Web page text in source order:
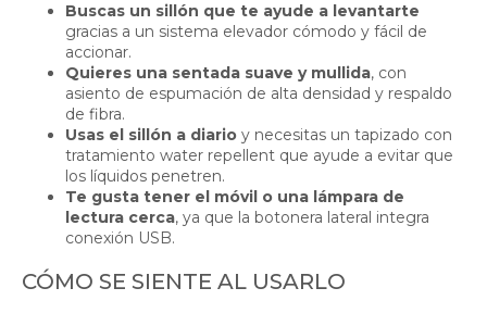
Buscas un sillón que te ayude a levantarte
gracias a un sistema elevador cómodo y fácil de
accionar.
Quieres una sentada suave y mullida, con
asiento de espumación de alta densidad y respaldo
de fibra.
Usas el sillón a diario y necesitas un tapizado con
tratamiento water repellent que ayude a evitar que
los líquidos penetren.
Te gusta tener el móvil o una lámpara de
lectura cerca, ya que la botonera lateral integra
conexión USB.
CÓMO SE SIENTE AL USARLO